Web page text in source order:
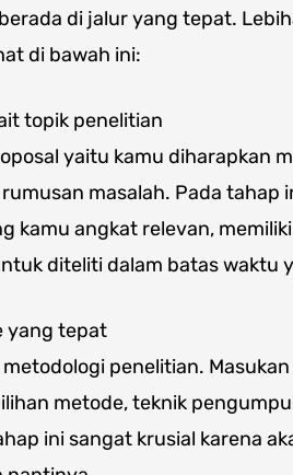
di jalur yang tepat.
di bawah ini:
topik penelitian
yaitu kamu diharapkan
masalah. Pada tahap
kamu angkat relevan,
diteliti dalam batas waktu
yang tepat
penelitian.
metode, teknik
ini sangat krusial karena